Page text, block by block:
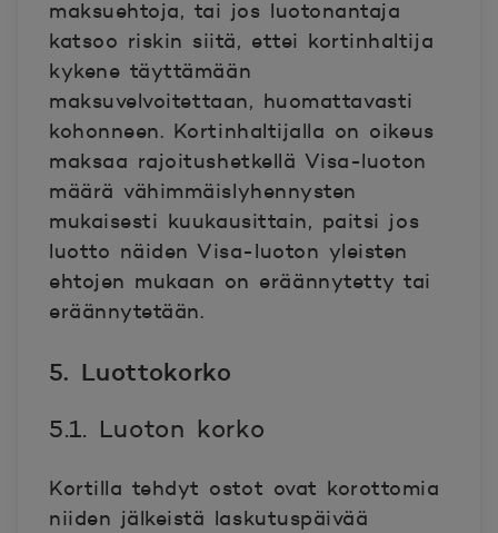
maksuehtoja, tai jos luotonantaja
katsoo riskin siitä, ettei kortinhaltija
kykene täyttämään
maksuvelvoitettaan, huomattavasti
kohonneen. Kortinhaltijalla on oikeus
maksaa rajoitushetkellä Visa-luoton
määrä vähimmäislyhennysten
mukaisesti kuukausittain, paitsi jos
luotto näiden Visa-luoton yleisten
ehtojen mukaan on eräännytetty tai
eräännytetään.
5. Luottokorko
5.1. Luoton korko
Kortilla tehdyt ostot ovat korottomia
niiden jälkeistä laskutuspäivää